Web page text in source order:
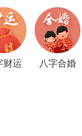
财运 八字合婚